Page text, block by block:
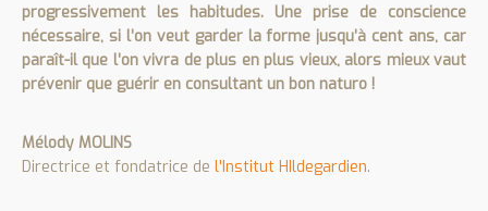
progressivement les habitudes. Une prise de conscience
nécessaire, si l’on veut garder la forme jusqu’à cent ans, car
paraît-il que l’on vivra de plus en plus vieux, alors mieux vaut
prévenir que guérir en consultant un bon naturo !
Mélody MOLINS
Directrice et fondatrice de l'Institut HIldegardien.